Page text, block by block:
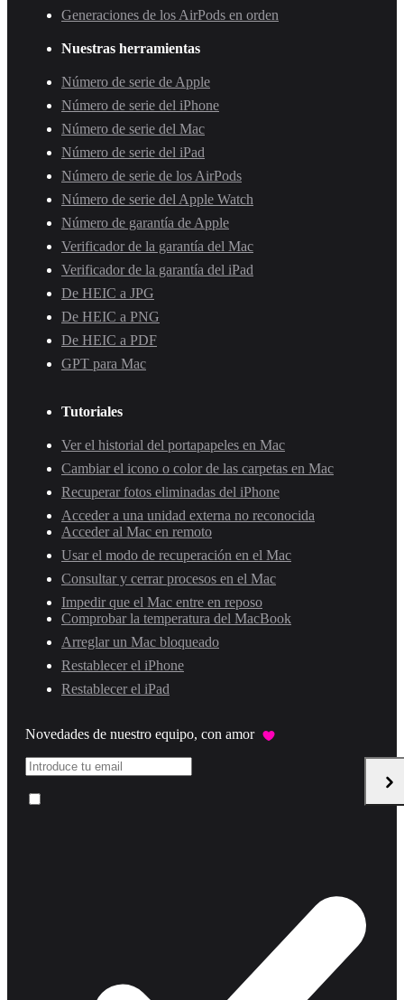
Generaciones de los AirPods en orden
Nuestras herramientas
Número de serie de Apple
Número de serie del iPhone
Número de serie del Mac
Número de serie del iPad
Número de serie de los AirPods
Número de serie del Apple Watch
Número de garantía de Apple
Verificador de la garantía del Mac
Verificador de la garantía del iPad
De HEIC a JPG
De HEIC a PNG
De HEIC a PDF
GPT para Mac
Tutoriales
Ver el historial del portapapeles en Mac
Cambiar el icono o color de las carpetas en Mac
Recuperar fotos eliminadas del iPhone
Acceder a una unidad externa no reconocida
Acceder al Mac en remoto
Usar el modo de recuperación en el Mac
Consultar y cerrar procesos en el Mac
Impedir que el Mac entre en reposo
Comprobar la temperatura del MacBook
Arreglar un Mac bloqueado
Restablecer el iPhone
Restablecer el iPad
Novedades de nuestro equipo, con amor